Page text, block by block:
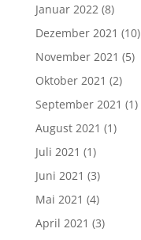
Januar 2022 (8)
Dezember 2021 (10)
November 2021 (5)
Oktober 2021 (2)
September 2021 (1)
August 2021 (1)
Juli 2021 (1)
Juni 2021 (3)
Mai 2021 (4)
April 2021 (3)